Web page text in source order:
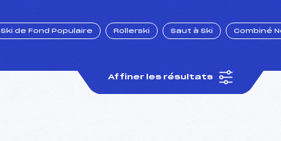
Ski de Fond Populaire Rollerski Saut à Ski Combiné
Affiner les résultats